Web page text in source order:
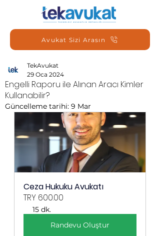
Avukat Sizi Arasın
Engelli Raporu ile Alınan Aracı Kimler
Kullanabilir?
TekAvukat
29 Oca 2024
Güncelleme tarihi: 9 Mar
Ceza Hukuku Avukatı
TRY 600.00
15 dk.
Randevu Oluştur